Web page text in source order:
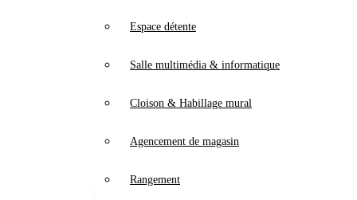
Espace détente
Salle multimédia & informatique
Cloison & Habillage mural
Agencement de magasin
Rangement